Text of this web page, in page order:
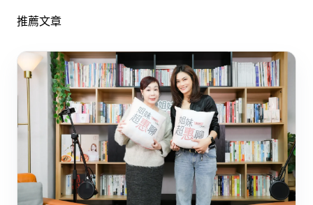
推薦文章